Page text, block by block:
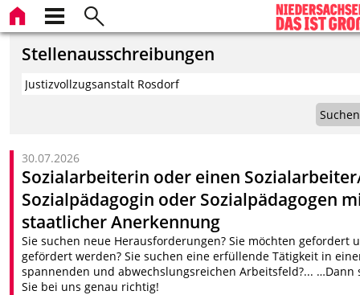
Stellenausschreibungen
Suchen
30.07.2026
Sozialarbeiterin oder einen
Sozialpädagogin oder Sozialpädagogen
staatlicher Anerkennung
Sie suchen neue Herausforderungen? Sie möchten gefordert
gefördert werden? Sie suchen eine erfüllende Tätigkeit in
spannenden und abwechslungsreichen Arbeitsfeld?... …Dann
Sie bei uns genau richtig!